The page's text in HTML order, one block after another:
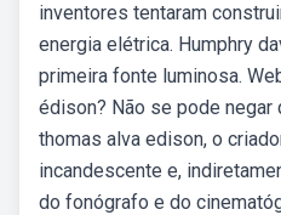
inventores tentaram
energia elétrica. Humphry
primeira fonte luminosa.
édison? Não se pode negar
thomas alva edison, o
incandescente e,
do fonógrafo e do